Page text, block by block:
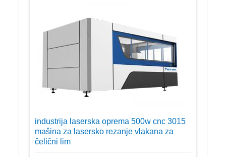
industrija laserska oprema 500w cnc 3015
mašina za lasersko rezanje vlakana za
čelični lim